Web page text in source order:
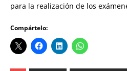
para la realización de los
Compártelo: